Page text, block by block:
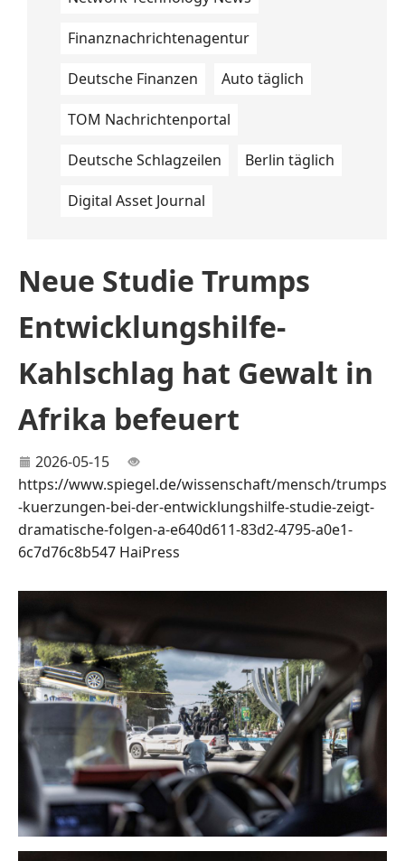
Finanznachrichtenagentur
Deutsche Finanzen Auto täglich
TOM Nachrichtenportal
Deutsche Schlagzeilen Berlin täglich
Digital Asset Journal
Neue Studie Trumps
Entwicklungshilfe-
Kahlschlag hat Gewalt in
Afrika befeuert
2026-05-15
https://www.spiegel.de/wissenschaft/mensch/trumps
-kuerzungen-bei-der-entwicklungshilfe-studie-zeigt-
dramatische-folgen-a-e640d611-83d2-4795-a0e1-
6c7d76c8b547 HaiPress